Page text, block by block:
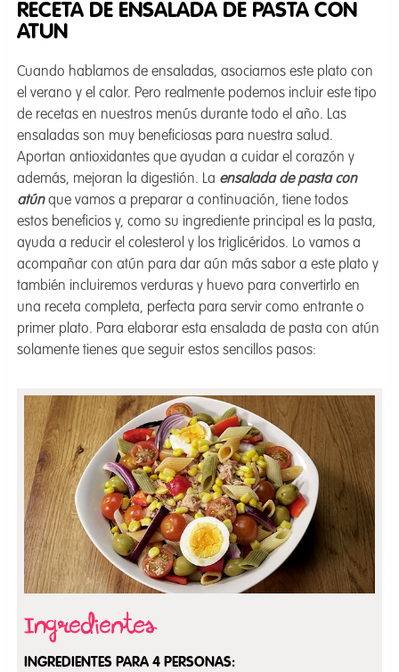
RECETA DE ENSALADA DE PASTA CON
ATUN
Cuando hablamos de ensaladas, asociamos este plato con
el verano y el calor. Pero realmente podemos incluir este tipo
de recetas en nuestros menús durante todo el año. Las
ensaladas son muy beneficiosas para nuestra salud.
Aportan antioxidantes que ayudan a cuidar el corazón y
además, mejoran la digestión. La ensalada de pasta con
atúnque vamos a preparar a continuación, tiene todos
estos beneficios y, como su ingrediente principal es la pasta,
ayuda a reducir el colesterol y los triglicéridos. Lo vamos a
acompañar con atún para dar aún más sabor a este plato y
también incluiremos verduras y huevo para convertirlo en
una receta completa, perfecta para servir como entrante o
primer plato. Para elaborar esta ensalada de pasta con atún
solamente tienes que seguir estos sencillos pasos:
INGREDIENTES PARA 4 PERSONAS: